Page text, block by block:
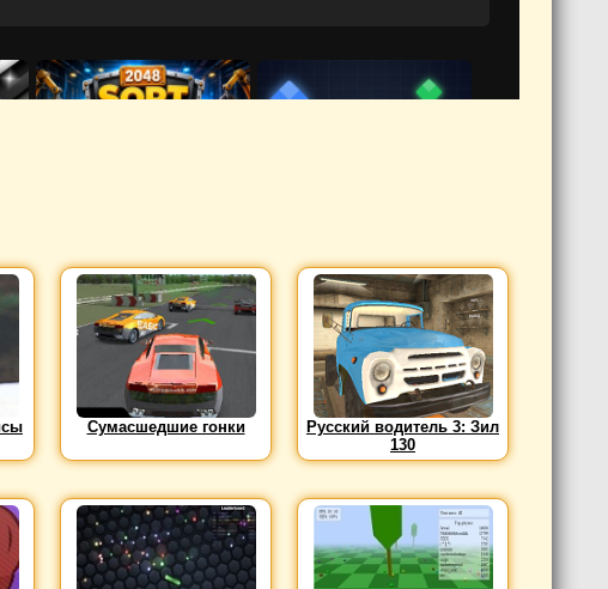
Сумасшедшие гонки
Русский водитель 3: Зил
130